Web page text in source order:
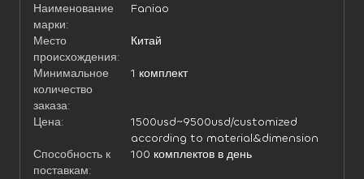
Наименование
марки:
Faniao
Место
происхождения:
Китай
Минимальное
количество
заказа:
1 комплект
Цена:
1500usd~9500usd/customized
according to material&dimension
Способность к
поставкам:
100 комплектов в день